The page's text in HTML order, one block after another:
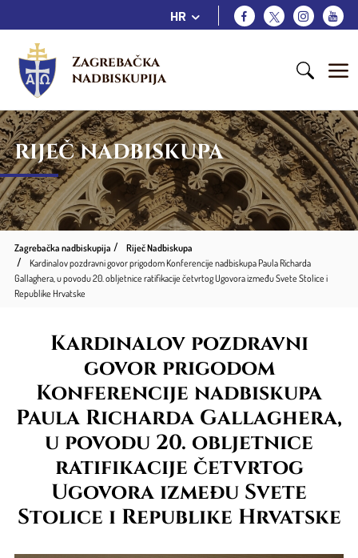
HR
Zagrebačka
nadbiskupija
RIJEČ NADBISKUPA
Zagrebačka nadbiskupija
Riječ Nadbiskupa
Kardinalov pozdravni govor prigodom Konferencije nadbiskupa Paula Richarda
Gallaghera, u povodu 20. obljetnice ratifikacije četvrtog Ugovora između Svete Stolice i
Republike Hrvatske
Kardinalov pozdravni
govor prigodom
Konferencije nadbiskupa
Paula Richarda Gallaghera,
u povodu 20. obljetnice
ratifikacije četvrtog
Ugovora između Svete
Stolice i Republike Hrvatske